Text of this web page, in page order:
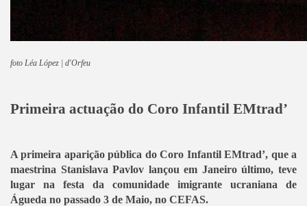
foto Léa López | d'Orfeu
Primeira actuação do Coro Infantil EMtrad’
A primeira aparição pública do Coro Infantil EMtrad’, que a
maestrina Stanislava Pavlov lançou em Janeiro último, teve
lugar na festa da comunidade imigrante ucraniana de
Águeda no passado 3 de Maio, no CEFAS.